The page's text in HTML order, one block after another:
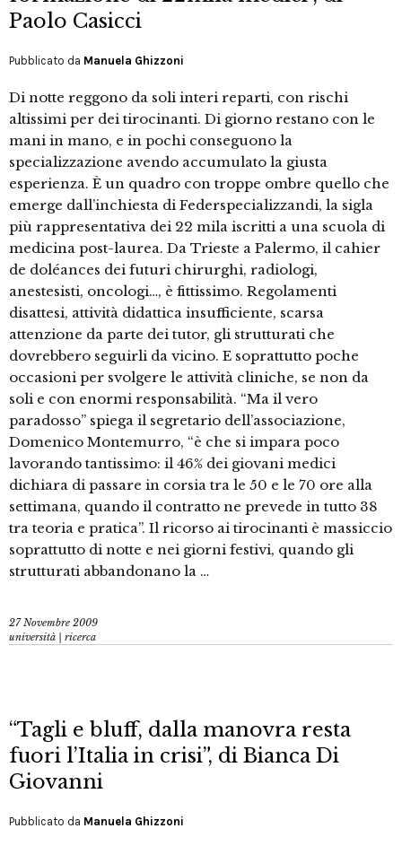
Paolo Casicci
Pubblicato da Manuela Ghizzoni
Di notte reggono da soli interi reparti, con rischi
altissimi per dei tirocinanti. Di giorno restano con le
mani in mano, e in pochi conseguono la
specializzazione avendo accumulato la giusta
esperienza. È un quadro con troppe ombre quello che
emerge dall’inchiesta di Federspecializzandi, la sigla
più rappresentativa dei 22 mila iscritti a una scuola di
medicina post-laurea. Da Trieste a Palermo, il cahier
de doléances dei futuri chirurghi, radiologi,
anestesisti, oncologi…, è fittissimo. Regolamenti
disattesi, attività didattica insufficiente, scarsa
attenzione da parte dei tutor, gli strutturati che
dovrebbero seguirli da vicino. E soprattutto poche
occasioni per svolgere le attività cliniche, se non da
soli e con enormi responsabilità. “Ma il vero
paradosso” spiega il segretario dell’associazione,
Domenico Montemurro, “è che si impara poco
lavorando tantissimo: il 46% dei giovani medici
dichiara di passare in corsia tra le 50 e le 70 ore alla
settimana, quando il contratto ne prevede in tutto 38
tra teoria e pratica”. Il ricorso ai tirocinanti è massiccio
soprattutto di notte e nei giorni festivi, quando gli
strutturati abbandonano la …
27 Novembre 2009
università | ricerca
“Tagli e bluff, dalla manovra resta
fuori l’Italia in crisi”, di Bianca Di
Giovanni
Pubblicato da Manuela Ghizzoni